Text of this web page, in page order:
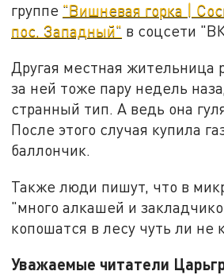
группе "Вишневая горка |
пос. Западный" в соцсети
Другая местная жительница
за ней тоже пару недель
странный тип. А ведь она
После этого случая купила
баллончик.
Также люди пишут, что в
"много алкашей и
копошатся в лесу чуть ли не
Уважаемые читатели